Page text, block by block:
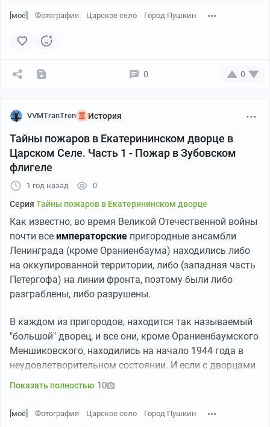
[моё] Фотография Царское село Город Пушкин
0 0
VVMTranTren История
Тайны пожаров в Екатерининском дворце в
Царском Селе. Часть 1 - Пожар в Зубовском
флигеле
1 год назад 0
Серия Тайны пожаров в Екатерининском дворце
Как известно, во время Великой Отечественной войны
почти все императорские пригородные ансамбли
Ленинграда (кроме Ораниенбаума) находились либо
на оккупированной территории, либо (западная часть
Петергофа) на линии фронта, поэтому были либо
разграблены, либо разрушены.
В каждом из пригородов, находится так называемый
"большой" дворец, и все они, кроме Ораниенбаумского
Меншиковского, находились на начало 1944 года в
неудовлетворительном состоянии. И если с дворцами
Петергофа (целиком сгорел еще в начале оккупации,
(оба сожжены, также целиком, при отступлении
Показать полностью 10
[моё] Фотография Царское село Город Пушкин